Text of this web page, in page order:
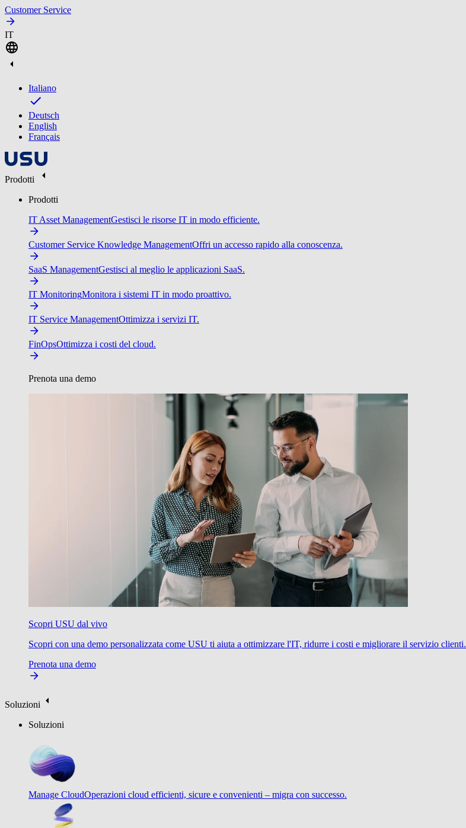
Customer Service
IT
Italiano
Deutsch
English
Français
Prodotti
Prodotti
IT Asset ManagementGestisci le risorse IT in modo efficiente.
Customer Service Knowledge ManagementOffri un accesso rapido alla conoscenza.
SaaS ManagementGestisci al meglio le applicazioni SaaS.
IT MonitoringMonitora i sistemi IT in modo proattivo.
IT Service ManagementOttimizza i servizi IT.
FinOpsOttimizza i costi del cloud.
Prenota una demo
Scopri USU dal vivo
Scopri con una demo personalizzata come USU ti aiuta a ottimizzare l'IT, ridurre i costi e migliorare il servizio clienti.
Prenota una demo
Soluzioni
Soluzioni
Manage CloudOperazioni cloud efficienti, sicure e convenienti – migra con successo.